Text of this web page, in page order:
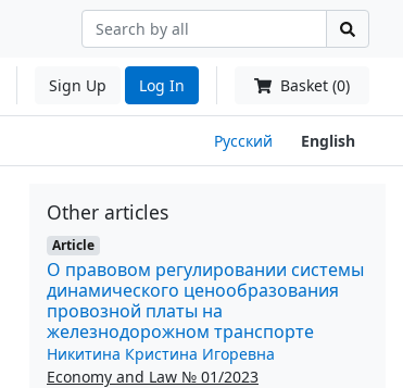
Sign Up Log In Basket (0)
Русский English
Other articles
Article
О правовом регулировании системы
динамического ценообразования
провозной платы на
железнодорожном транспорте
Никитина Кристина Игоревна
Economy and Law № 01/2023